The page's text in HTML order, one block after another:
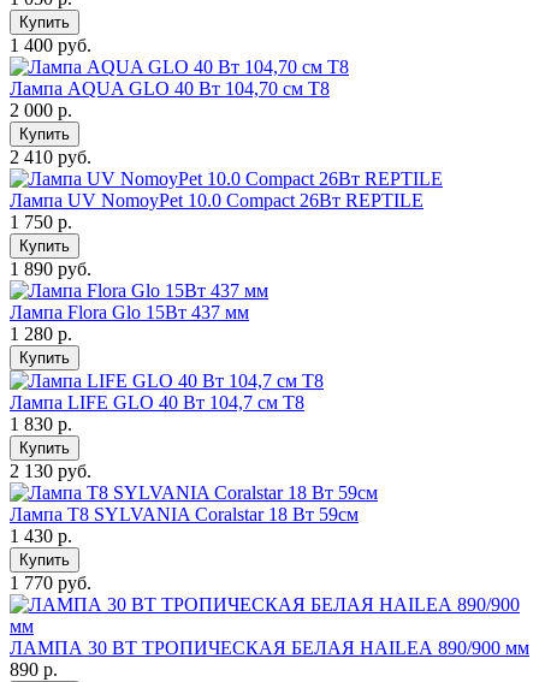
Купить
1 400 руб.
Лампа AQUA GLO 40 Bт 104,70 см Т8
2 000 р.
Купить
2 410 руб.
Лампа UV NomoyPet 10.0 Compact 26Вт REPTILE
1 750 р.
Купить
1 890 руб.
Лампа Flora Glo 15Вт 437 мм
1 280 р.
Купить
Лампа LIFE GLO 40 Bт 104,7 см Т8
1 830 р.
Купить
2 130 руб.
Лампа Т8 SYLVANIA Coralstar 18 Вт 59см
1 430 р.
Купить
1 770 руб.
ЛАМПА 30 ВТ ТРОПИЧЕСКАЯ БЕЛАЯ HAILEА 890/900 мм
890 р.